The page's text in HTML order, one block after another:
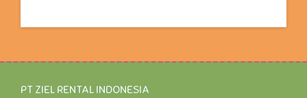
PT ZIEL RENTAL INDONESIA